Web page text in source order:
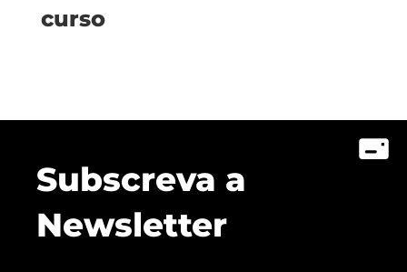
curso
Subscreva a
Newsletter